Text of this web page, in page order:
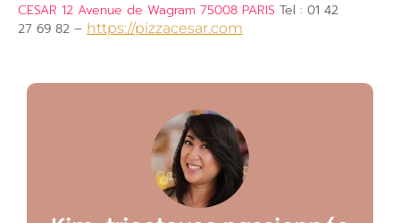
CESAR 12 Avenue de Wagram 75008 PARIS Tel : 01 42
27 69 82 – https://pizzacesar.com